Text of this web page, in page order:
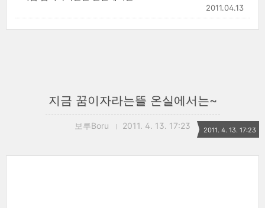
2011.04.13
지금 꿈이자라는뜰 온실에서는~
보루Boru 2011. 4. 13. 17:23 2011. 4. 13. 17:23